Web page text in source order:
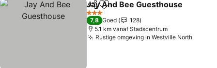
DelenToevoegen aan favorieten
Jay And Bee Guesthouse
3 Sterren
7,8 Goed
128
5.1 km vanaf Stadscentrum
Rustige omgeving in Westville North